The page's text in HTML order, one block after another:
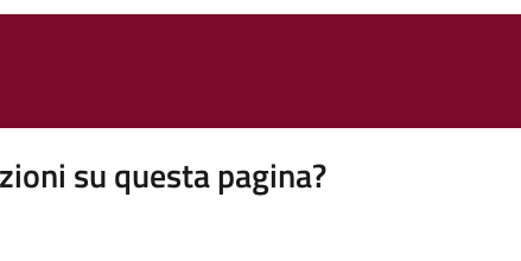
su questa pagina?